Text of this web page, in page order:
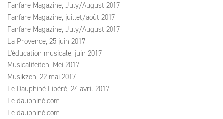
Fanfare Magazine, July/August 2017
Fanfare Magazine, juillet/août 2017
Fanfare Magazine, July/August 2017
La Provence, 25 juin 2017
L'éducation musicale, juin 2017
Musicalifeiten, Mei 2017
Musikzen, 22 mai 2017
Le Dauphiné Libéré, 24 avril 2017
Le dauphiné.com
Le dauphiné.com